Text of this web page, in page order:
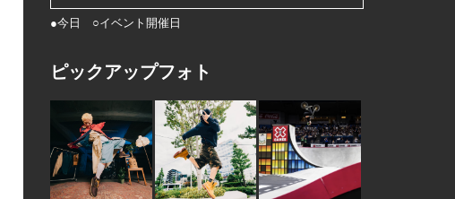
●今日 ○イベント開催日
ピックアップフォト